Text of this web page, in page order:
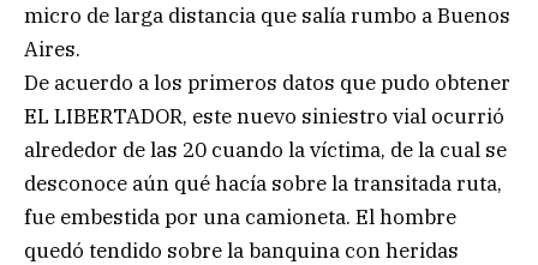
micro de larga distancia que salía rumbo a Buenos
Aires.
De acuerdo a los primeros datos que pudo obtener
EL LIBERTADOR, este nuevo siniestro vial ocurrió
alrededor de las 20 cuando la víctima, de la cual se
desconoce aún qué hacía sobre la transitada ruta,
fue embestida por una camioneta. El hombre
quedó tendido sobre la banquina con heridas